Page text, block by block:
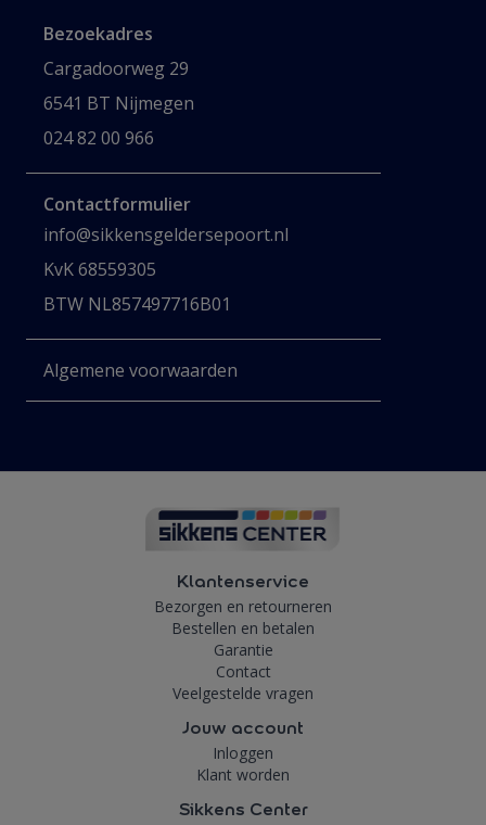
Bezoekadres
Cargadoorweg 29
6541 BT Nijmegen
024 82 00 966
Contactformulier
info@sikkensgeldersepoort.nl
KvK 68559305
BTW NL857497716B01
Algemene voorwaarden
Klantenservice
Bezorgen en retourneren
Bestellen en betalen
Garantie
Contact
Veelgestelde vragen
Jouw account
Inloggen
Klant worden
Sikkens Center